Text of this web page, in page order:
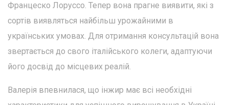
Францеско Лоруссо. Тепер вона прагне виявити, які з
сортів виявляться найбільш урожайними в
українських умовах. Для отримання консультацій вона
звертається до свого італійського колеги, адаптуючи
його досвід до місцевих реалій.
Валерія впевнилася, що інжир має всі необхідні